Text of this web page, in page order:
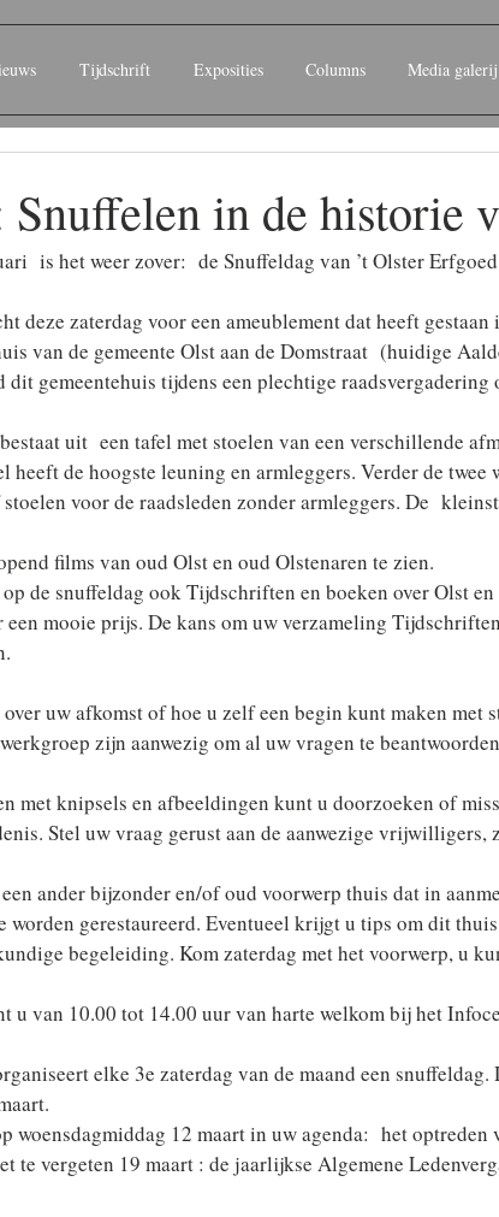
Tijdschrift Exposities Columns Media galerij
Snuffelen in de historie
is het weer zover:  de Snuffeldag van ’t Olster
deze zaterdag voor een ameublement dat heeft
van de gemeente Olst aan de Domstraat  (huidige
dit gemeentehuis tijdens een plechtige
uit  een tafel met stoelen van een verschillende
heeft de hoogste leuning en armleggers. Verder de twee
voor de raadsleden zonder armleggers. De
films van oud Olst en oud Olstenaren te zien.
de snuffeldag ook Tijdschriften en boeken over Olst
een mooie prijs. De kans om uw verzameling
uw afkomst of hoe u zelf een begin kunt maken met
zijn aanwezig om al uw vragen te
met knipsels en afbeeldingen kunt u doorzoeken of
Stel uw vraag gerust aan de aanwezige vrijwilligers,
ander bijzonder en/of oud voorwerp thuis dat in
gerestaureerd. Eventueel krijgt u tips om dit
begeleiding. Kom zaterdag met het voorwerp, u
u van 10.00 tot 14.00 uur van harte welkom bij het
elke 3e zaterdag van de maand een
woensdagmiddag 12 maart in uw agenda:  het
te vergeten 19 maart : de jaarlijkse Algemene